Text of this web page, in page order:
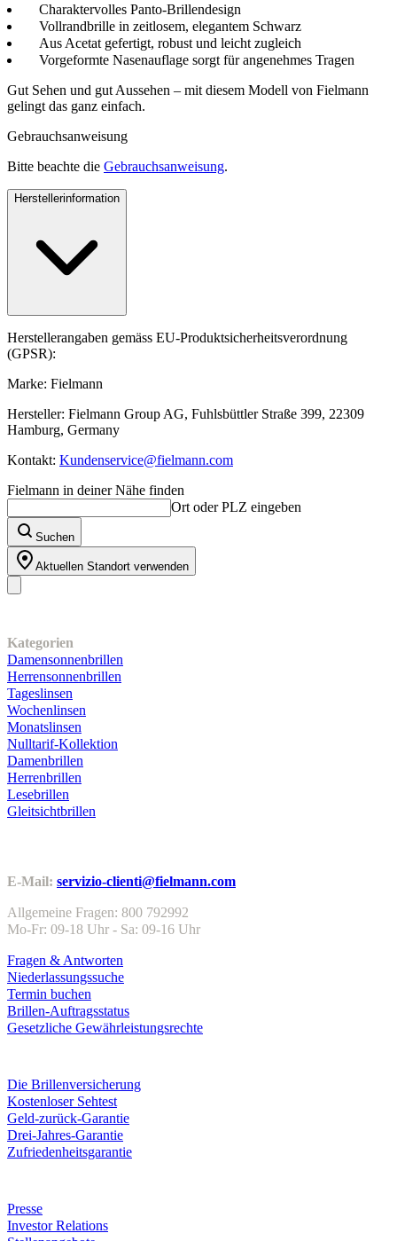
Charaktervolles Panto-Brillendesign
Vollrandbrille in zeitlosem, elegantem Schwarz
Aus Acetat gefertigt, robust und leicht zugleich
Vorgeformte Nasenauflage sorgt für angenehmes Tragen
Gut Sehen und gut Aussehen – mit diesem Modell von Fielmann
gelingt das ganz einfach.
Gebrauchsanweisung
Bitte beachte die Gebrauchsanweisung.
Herstellerinformation
Herstellerangaben gemäss EU-Produktsicherheitsverordnung
(GPSR):
Marke: Fielmann
Hersteller: Fielmann Group AG, Fuhlsbüttler Straße 399, 22309
Hamburg, Germany
Kontakt: Kundenservice@fielmann.com
Fielmann in deiner Nähe finden
Ort oder PLZ eingeben
Suchen
Aktuellen Standort verwenden
Kategorien
Damensonnenbrillen
Herrensonnenbrillen
Tageslinsen
Wochenlinsen
Monatslinsen
Nulltarif-Kollektion
Damenbrillen
Herrenbrillen
Lesebrillen
Gleitsichtbrillen
E-Mail: servizio-clienti@fielmann.com
Allgemeine Fragen: 800 792992
Mo-Fr: 09-18 Uhr - Sa: 09-16 Uhr
Fragen & Antworten
Niederlassungssuche
Termin buchen
Brillen-Auftragsstatus
Gesetzliche Gewährleistungsrechte
Die Brillenversicherung
Kostenloser Sehtest
Geld-zurück-Garantie
Drei-Jahres-Garantie
Zufriedenheitsgarantie
Presse
Investor Relations